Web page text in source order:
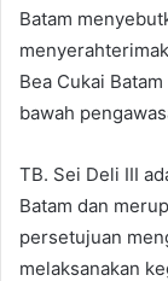
Batam
Bea Cukai
bawah
TB. Sei Deli III
Batam dan
persetujuan
melaksanakan